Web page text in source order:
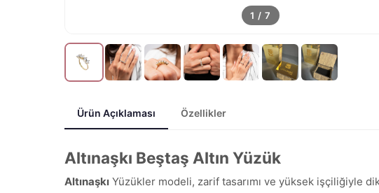
1 / 7
Ürün Açıklaması Özellikler
Altınaşkı Beştaş Altın Yüzük
Altınaşkı Yüzükler modeli, zarif tasarımı ve yüksek işçiliğiyle